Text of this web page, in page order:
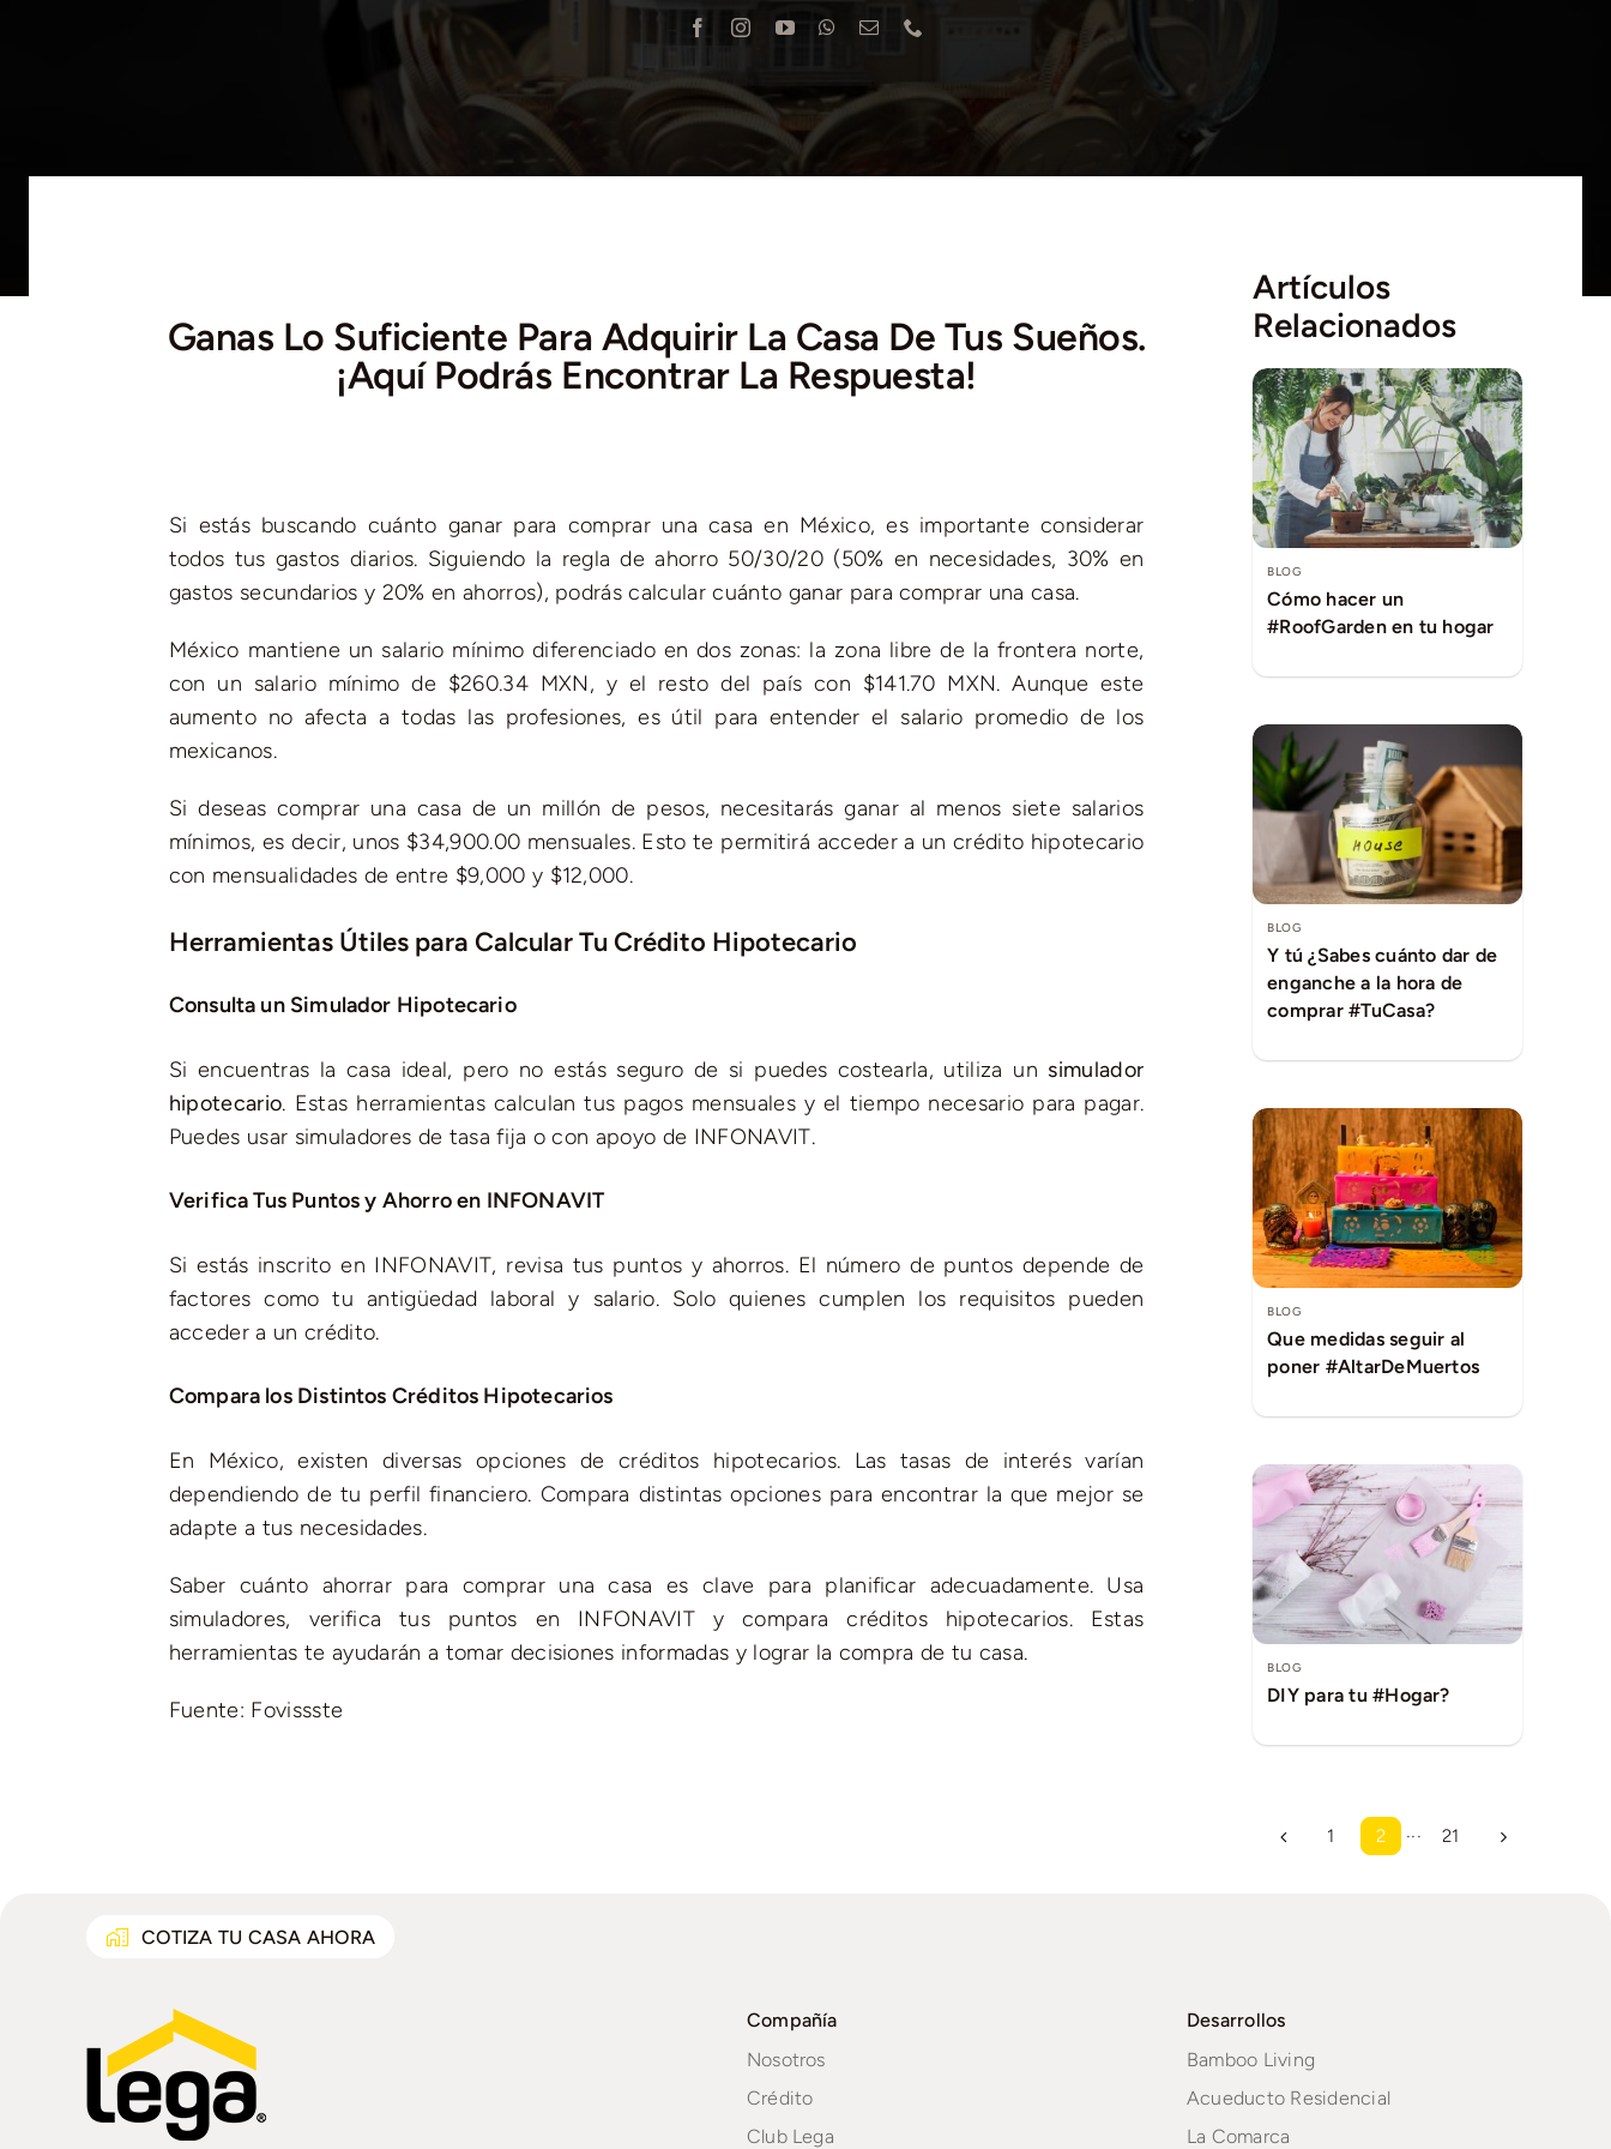
Ganas Lo Suficiente Para Adquirir La Casa De Tus Sueños.
¡Aquí Podrás Encontrar La Respuesta!
Si estás buscando cuánto ganar para comprar una casa en México, es importante considerar
todos tus gastos diarios. Siguiendo la regla de ahorro 50/30/20 (50% en necesidades, 30% en
gastos secundarios y 20% en ahorros), podrás calcular cuánto ganar para comprar una casa.
México mantiene un salario mínimo diferenciado en dos zonas: la zona libre de la frontera norte,
con un salario mínimo de $260.34 MXN, y el resto del país con $141.70 MXN. Aunque este
aumento no afecta a todas las profesiones, es útil para entender el salario promedio de los
mexicanos.
Si deseas comprar una casa de un millón de pesos, necesitarás ganar al menos siete salarios
mínimos, es decir, unos $34,900.00 mensuales. Esto te permitirá acceder a un crédito hipotecario
con mensualidades de entre $9,000 y $12,000.
Herramientas Útiles para Calcular Tu Crédito Hipotecario
Consulta un Simulador Hipotecario
Si encuentras la casa ideal, pero no estás seguro de si puedes costearla, utiliza un simulador
hipotecario. Estas herramientas calculan tus pagos mensuales y el tiempo necesario para pagar.
Puedes usar simuladores de tasa fija o con apoyo de INFONAVIT.
Verifica Tus Puntos y Ahorro en INFONAVIT
Si estás inscrito en INFONAVIT, revisa tus puntos y ahorros. El número de puntos depende de
factores como tu antigüedad laboral y salario. Solo quienes cumplen los requisitos pueden
acceder a un crédito.
Compara los Distintos Créditos Hipotecarios
En México, existen diversas opciones de créditos hipotecarios. Las tasas de interés varían
dependiendo de tu perfil financiero. Compara distintas opciones para encontrar la que mejor se
adapte a tus necesidades.
Saber cuánto ahorrar para comprar una casa es clave para planificar adecuadamente. Usa
simuladores, verifica tus puntos en INFONAVIT y compara créditos hipotecarios. Estas
herramientas te ayudarán a tomar decisiones informadas y lograr la compra de tu casa.
Fuente: Fovissste
Artículos
Relacionados
BLOG
Cómo hacer un
#RoofGarden en tu hogar
BLOG
Y tú ¿Sabes cuánto dar de
enganche a la hora de
comprar #TuCasa?
BLOG
Que medidas seguir al
poner #AltarDeMuertos
BLOG
DIY para tu #Hogar?
1 2 ··· 21
COTIZA TU CASA AHORA
Compañía
Nosotros
Crédito
Club Lega
Desarrollos
Bamboo Living
Acueducto Residencial
La Comarca